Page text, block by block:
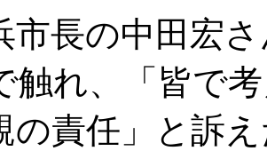
市長の中田宏
触れ、「皆で
の責任」と訴